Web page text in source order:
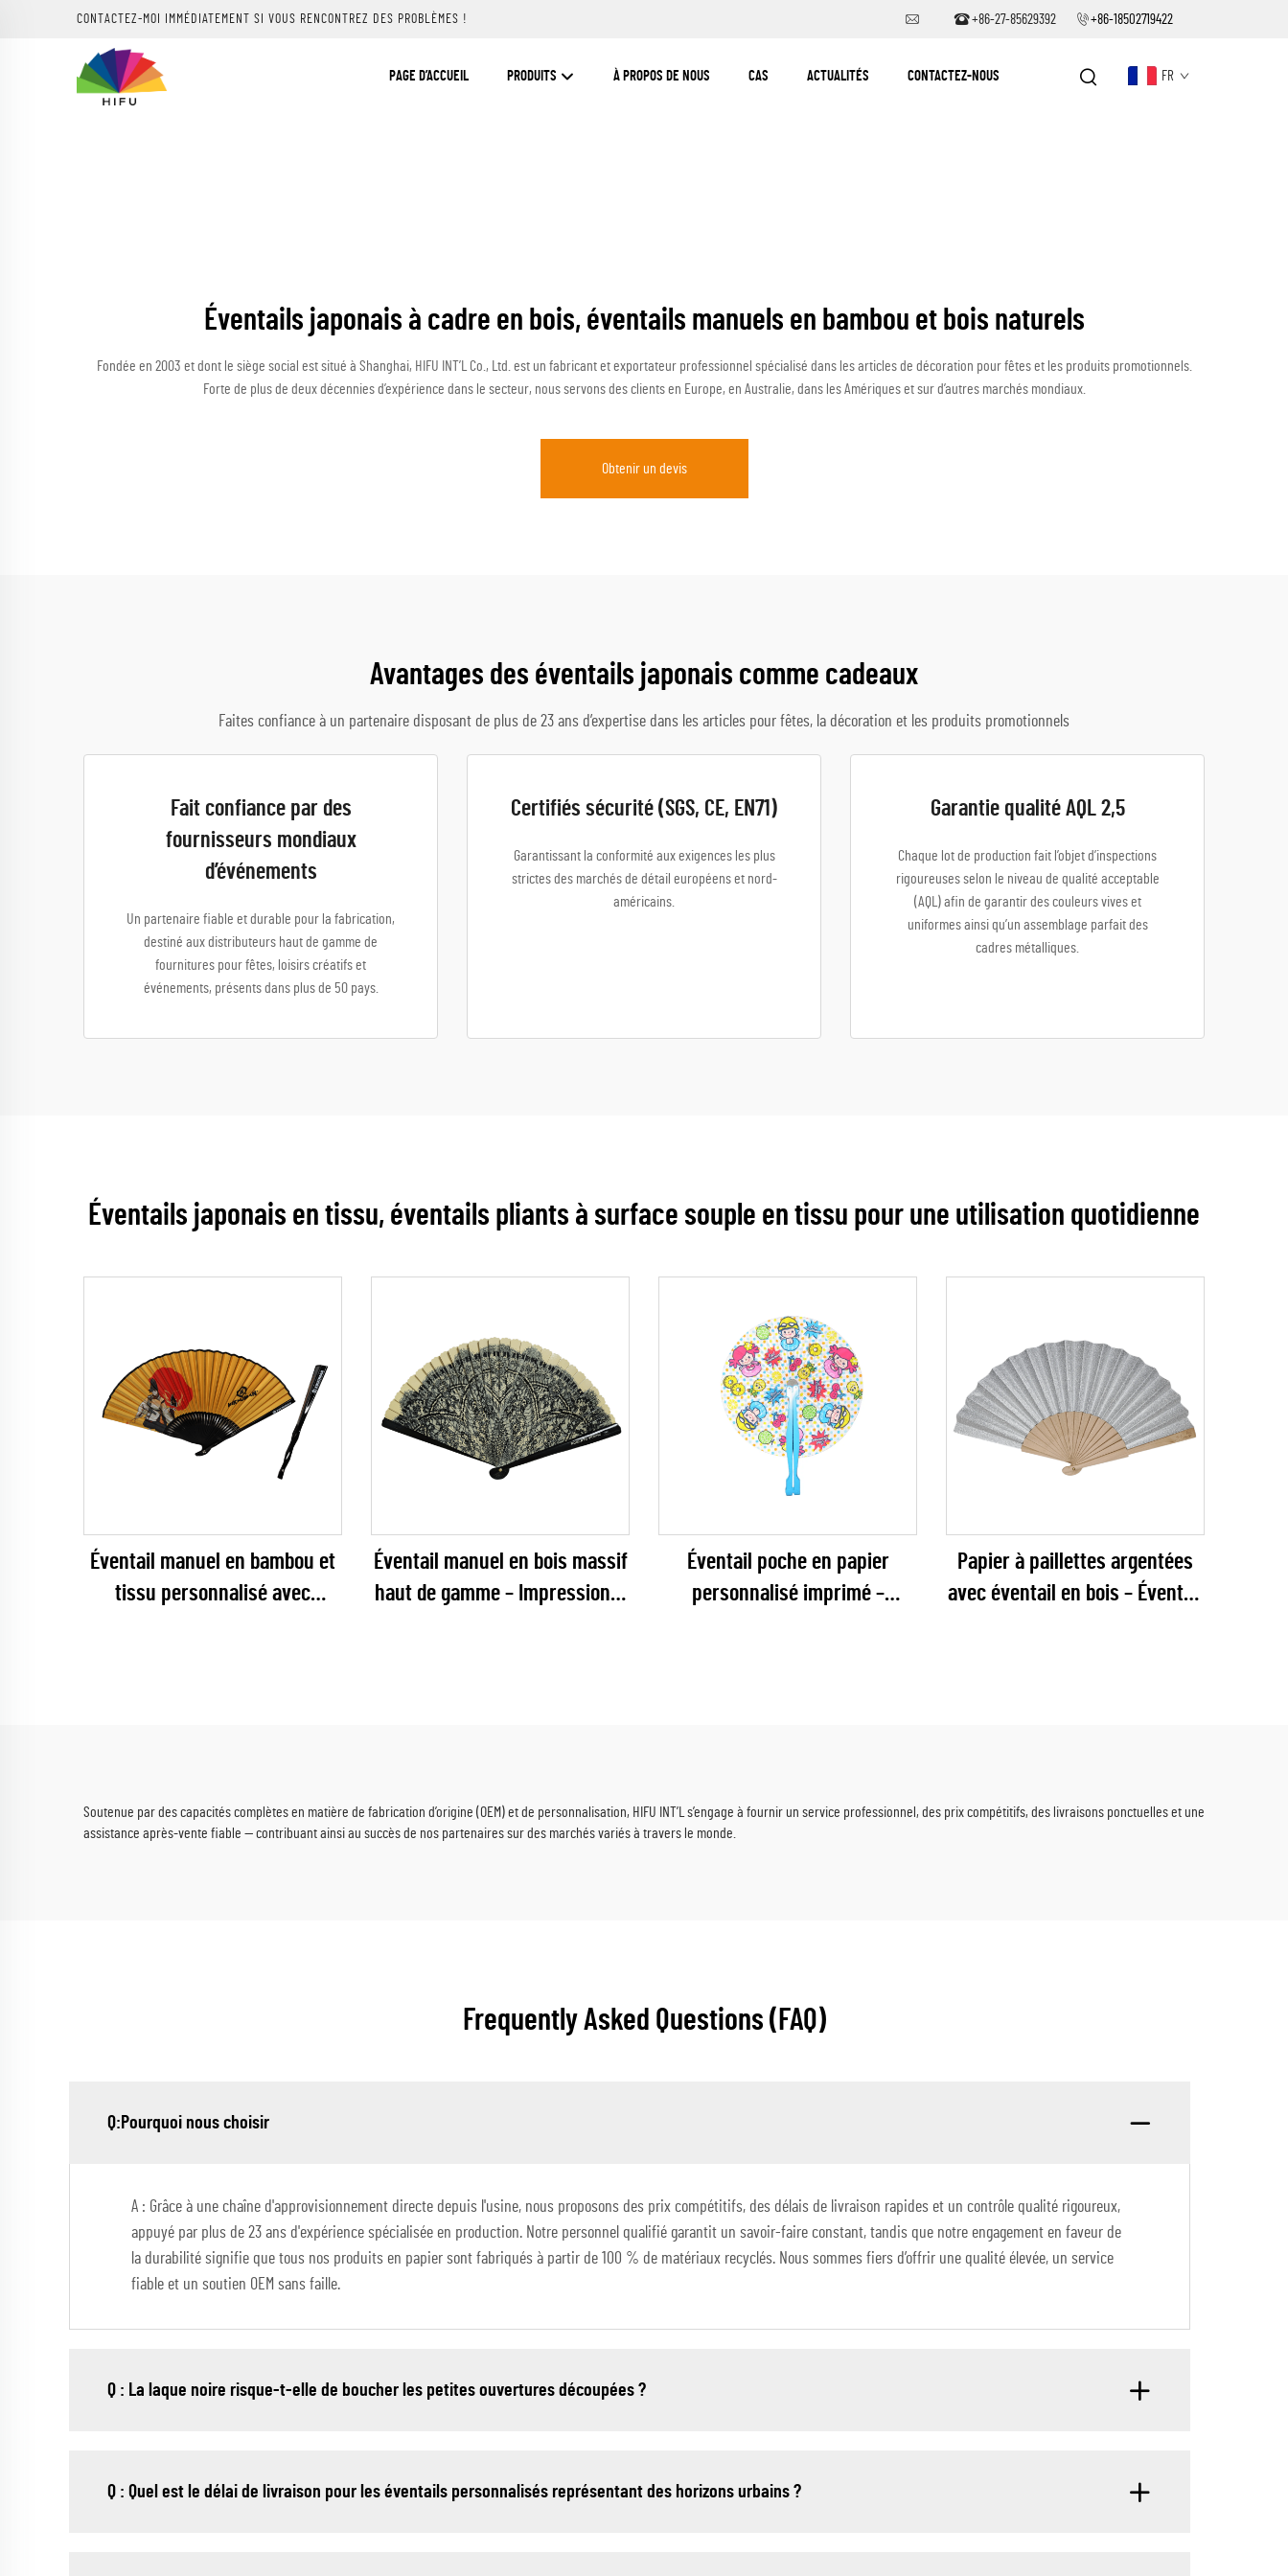
CONTACTEZ-MOI IMMÉDIATEMENT SI VOUS RENCONTREZ DES PROBLÈMES ! +86-27-85629392 +86-18502719422
PAGE D’ACCUEIL PRODUITS À PROPOS DE NOUS CAS ACTUALITÉS CONTACTEZ-NOUS FR
Éventails japonais à cadre en bois, éventails manuels en bambou et bois naturels
Fondée en 2003 et dont le siège social est situé à Shanghai, HIFU INT’L Co., Ltd. est un fabricant et exportateur professionnel spécialisé dans les articles de décoration pour fêtes et les produits promotionnels.
Forte de plus de deux décennies d’expérience dans le secteur, nous servons des clients en Europe, en Australie, dans les Amériques et sur d’autres marchés mondiaux.
Obtenir un devis
Avantages des éventails japonais comme cadeaux
Faites confiance à un partenaire disposant de plus de 23 ans d’expertise dans les articles pour fêtes, la décoration et les produits promotionnels
Fait confiance par des
fournisseurs mondiaux
d’événements
Un partenaire fiable et durable pour la fabrication,
destiné aux distributeurs haut de gamme de
fournitures pour fêtes, loisirs créatifs et
événements, présents dans plus de 50 pays.
Certifiés sécurité (SGS, CE, EN71)
Garantissant la conformité aux exigences les plus
strictes des marchés de détail européens et nord-
américains.
Garantie qualité AQL 2,5
Chaque lot de production fait l’objet d’inspections
rigoureuses selon le niveau de qualité acceptable
(AQL) afin de garantir des couleurs vives et
uniformes ainsi qu’un assemblage parfait des
cadres métalliques.
Éventails japonais en tissu, éventails pliants à surface souple en tissu pour une utilisation quotidienne
Éventail manuel en bambou et
tissu personnalisé avec
Éventail manuel en bois massif
haut de gamme – Impression «
Éventail poche en papier
personnalisé imprimé –
Papier à paillettes argentées
avec éventail en bois – Éventail
Soutenue par des capacités complètes en matière de fabrication d’origine (OEM) et de personnalisation, HIFU INT’L s’engage à fournir un service professionnel, des prix compétitifs, des livraisons ponctuelles et une
assistance après-vente fiable — contribuant ainsi au succès de nos partenaires sur des marchés variés à travers le monde.
Frequently Asked Questions (FAQ)
Q:Pourquoi nous choisir
A : Grâce à une chaîne d'approvisionnement directe depuis l'usine, nous proposons des prix compétitifs, des délais de livraison rapides et un contrôle qualité rigoureux,
appuyé par plus de 23 ans d'expérience spécialisée en production. Notre personnel qualifié garantit un savoir-faire constant, tandis que notre engagement en faveur de
la durabilité signifie que tous nos produits en papier sont fabriqués à partir de 100 % de matériaux recyclés. Nous sommes fiers d’offrir une qualité élevée, un service
fiable et un soutien OEM sans faille.
Q : La laque noire risque-t-elle de boucher les petites ouvertures découpées ?
Q : Quel est le délai de livraison pour les éventails personnalisés représentant des horizons urbains ?